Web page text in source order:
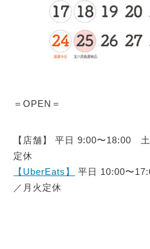
＝OPEN＝
【店舗】 平日 9:00〜18:00
定休
【UberEats】
平日 10:00〜
／月火定休